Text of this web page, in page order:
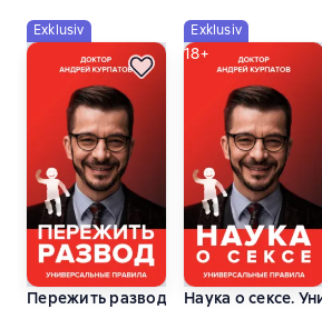
Exklusiv
Пережить развод. Универсальные
Exklusiv
18+
Наука о сексе.